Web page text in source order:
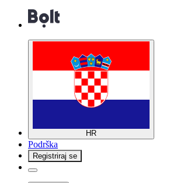
HR
Podrška
Registriraj se